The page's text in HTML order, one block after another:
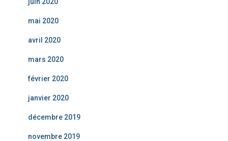
mai 2020
avril 2020
mars 2020
février 2020
janvier 2020
décembre 2019
novembre 2019